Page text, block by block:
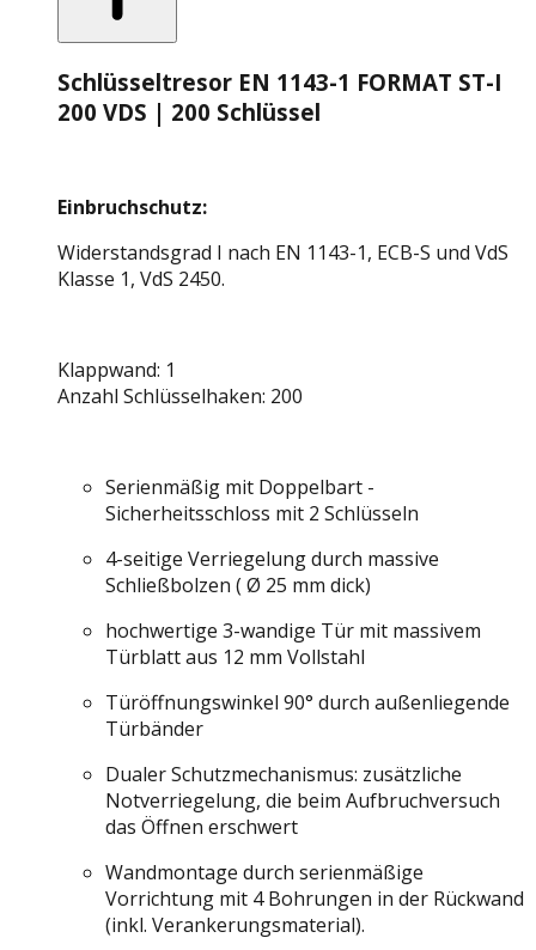
Schlüsseltresor EN 1143-1 FORMAT ST-I
200 VDS | 200 Schlüssel
Einbruchschutz:
Widerstandsgrad I nach EN 1143-1, ECB-S und VdS
Klasse 1, VdS 2450.
Klappwand: 1
Anzahl Schlüsselhaken: 200
Serienmäßig mit Doppelbart -
Sicherheitsschloss mit 2 Schlüsseln
4-seitige Verriegelung durch massive
Schließbolzen ( Ø 25 mm dick)
hochwertige 3-wandige Tür mit massivem
Türblatt aus 12 mm Vollstahl
Türöffnungswinkel 90° durch außenliegende
Türbänder
Dualer Schutzmechanismus: zusätzliche
Notverriegelung, die beim Aufbruchversuch
das Öffnen erschwert
Wandmontage durch serienmäßige
Vorrichtung mit 4 Bohrungen in der Rückwand
(inkl. Verankerungsmaterial).